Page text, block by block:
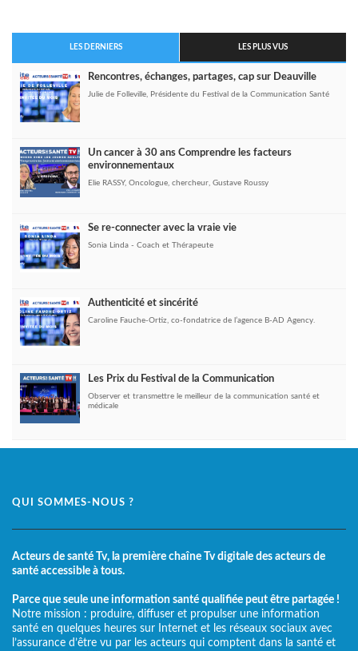
LES DERNIERS LES PLUS VUS
Rencontres, échanges, partages, cap sur Deauville
Julie de Folleville, Présidente du Festival de la Communication Santé
Un cancer à 30 ans Comprendre les facteurs
environnementaux
Elie RASSY, Oncologue, chercheur, Gustave Roussy
Se re-connecter avec la vraie vie
Sonia Linda - Coach et Thérapeute
Authenticité et sincérité
Caroline Fauche-Ortiz, co-fondatrice de l’agence B-AD Agency.
Les Prix du Festival de la Communication
Observer et transmettre le meilleur de la communication santé et
médicale
QUI SOMMES-NOUS ?
Acteurs de santé Tv, la première chaîne Tv digitale des acteurs de
santé accessible à tous.
Parce que seule une information santé qualifiée peut être partagée !
Notre mission : produire, diffuser et propulser une information
santé en quelques heures sur Internet et les réseaux sociaux avec
l’assurance d’être vu par les acteurs qui comptent dans la santé et